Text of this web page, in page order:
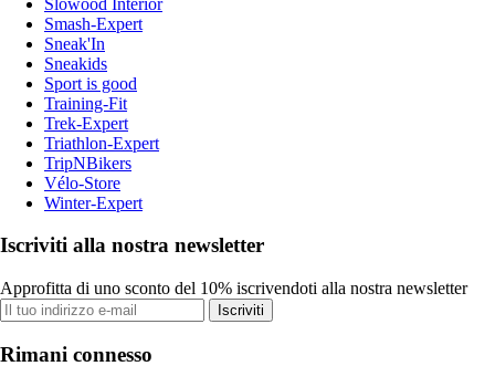
Smash-Expert
Sneak'In
Sneakids
Sport is good
Training-Fit
Trek-Expert
Triathlon-Expert
TripNBikers
Vélo-Store
Winter-Expert
Iscriviti alla nostra newsletter
Approfitta di uno sconto del 10% iscrivendoti alla nostra newsletter
Iscriviti
Rimani connesso